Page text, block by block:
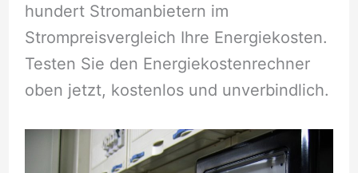
hundert Stromanbietern im
Strompreisvergleich Ihre Energiekosten.
Testen Sie den Energiekostenrechner
oben jetzt, kostenlos und unverbindlich.